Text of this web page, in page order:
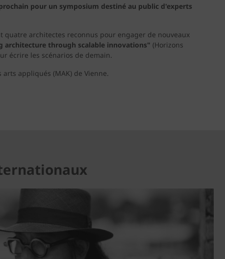
pour un symposium destiné au public d'experts
quatre architectes reconnus pour engager de nouveaux
architecture through scalable innovations" (Horizons
écrire les scénarios de demain.
appliqués (MAK) de Vienne.